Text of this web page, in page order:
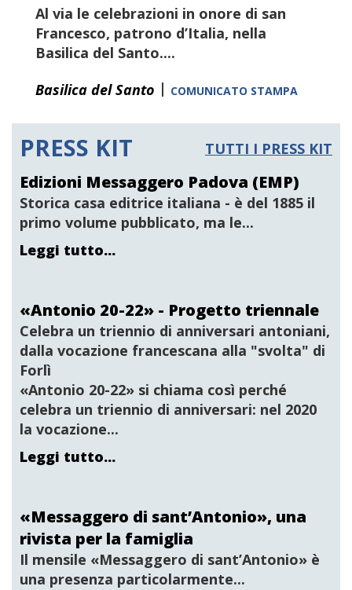
Al via le celebrazioni in onore di san
Francesco, patrono d’Italia, nella
Basilica del Santo....
Basilica del Santo | COMUNICATO STAMPA
PRESS KIT TUTTI I PRESS KIT
Edizioni Messaggero Padova (EMP)
Storica casa editrice italiana - è del 1885 il
primo volume pubblicato, ma le...
Leggi tutto...
«Antonio 20-22» - Progetto triennale
Celebra un triennio di anniversari antoniani,
dalla vocazione francescana alla "svolta" di
Forlì
«Antonio 20-22» si chiama così perché
celebra un triennio di anniversari: nel 2020
la vocazione...
Leggi tutto...
«Messaggero di sant’Antonio», una
rivista per la famiglia
Il mensile «Messaggero di sant’Antonio» è
una presenza particolarmente...